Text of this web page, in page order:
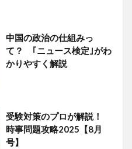
中国の政治の仕組みっ
て？ ｢ニュース検定｣がわ
かりやすく解説
受験対策のプロが解説！
時事問題攻略2025【8月
号】